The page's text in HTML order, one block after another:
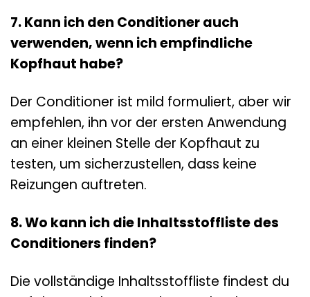
7. Kann ich den Conditioner auch
verwenden, wenn ich empfindliche
Kopfhaut habe?
Der Conditioner ist mild formuliert, aber wir
empfehlen, ihn vor der ersten Anwendung
an einer kleinen Stelle der Kopfhaut zu
testen, um sicherzustellen, dass keine
Reizungen auftreten.
8. Wo kann ich die Inhaltsstoffliste des
Conditioners finden?
Die vollständige Inhaltsstoffliste findest du